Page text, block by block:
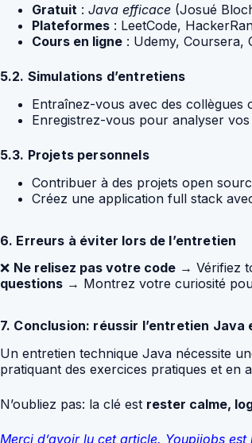
Gratuit : Java efficace (Josué
Plateformes : LeetCode,
Cours en ligne : Udemy, Coursera,
5.2. Simulations d’entretiens
Entraînez-vous avec des collègues
Enregistrez-vous pour analyser
5.3. Projets personnels
Contribuer à des projets open
Créez une application full stack
6. Erreurs à éviter lors de l’entretien
❌ Ne relisez pas votre code → Vérifiez
questions → Montrez votre curiosité
7. Conclusion: réussir l’entretien Java
Un entretien technique Java nécessite
pratiquant des exercices pratiques et en
N’oubliez pas: la clé est rester calme,
Merci d’avoir lu cet article. Youpijobs